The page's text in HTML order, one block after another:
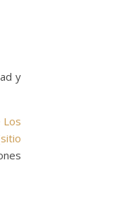
y
Los